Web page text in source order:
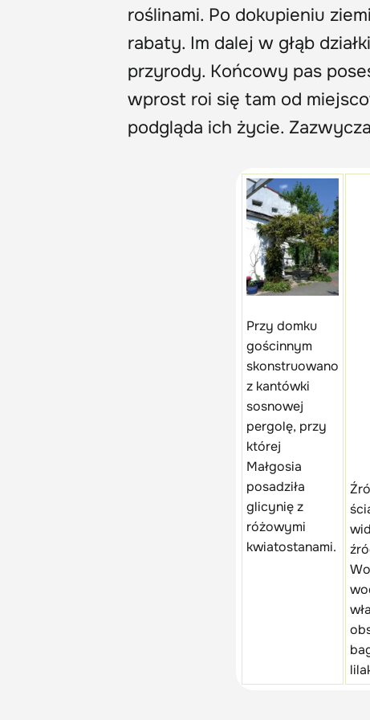
roślinami. Po dokupieniu
rabaty. Im dalej w głąb
przyrody. Końcowy pas
wprost roi się tam od
podgląda ich życie.
Przy domku
gościnnym
skonstruowano
z kantówki
sosnowej
pergolę, przy
której
Małgosia
posadziła
glicynię z
różowymi
kwiatostanami.